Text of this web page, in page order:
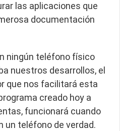
las aplicaciones que
documentación
ningún teléfono físico
nuestros desarrollos, el
que nos facilitará esta
creado hoy a
funcionará cuando
un teléfono de verdad.